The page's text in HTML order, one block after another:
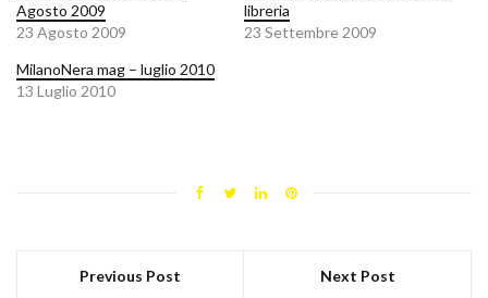
Agosto 2009
23 Agosto 2009
libreria
23 Settembre 2009
MilanoNera mag – luglio 2010
13 Luglio 2010
Previous Post Next Post